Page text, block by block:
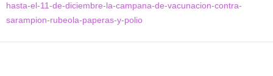
hasta-el-11-de-diciembre-la-campana-de-vacunacion-contra-
sarampion-rubeola-paperas-y-polio